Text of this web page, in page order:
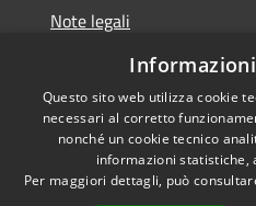
Note legali
Dichiarazione di accessibilità
Accessibilità
Questo sito web utilizza cookie
necessari al corretto
nonché un cookie tecnico
informazioni statistiche,
Per maggiori dettagli, può